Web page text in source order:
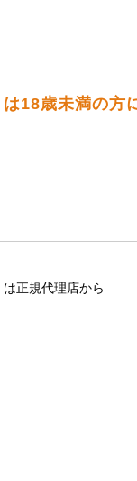
18歳未満の方
正規代理店から